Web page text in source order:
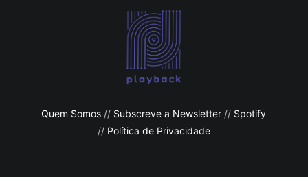
Quem Somos // Subscreve a Newsletter // Spotify
// Política de Privacidade